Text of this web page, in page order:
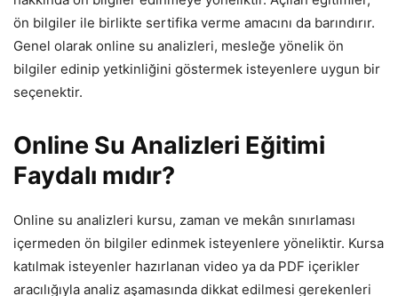
ön bilgiler ile birlikte sertifika verme amacını da barındırır.
Genel olarak online su analizleri, mesleğe yönelik ön
bilgiler edinip yetkinliğini göstermek isteyenlere uygun bir
seçenektir.
Online Su Analizleri Eğitimi
Faydalı mıdır?
Online su analizleri kursu, zaman ve mekân sınırlaması
içermeden ön bilgiler edinmek isteyenlere yöneliktir. Kursa
katılmak isteyenler hazırlanan video ya da PDF içerikler
aracılığıyla analiz aşamasında dikkat edilmesi gerekenleri